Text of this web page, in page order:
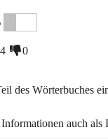
0
des Wörterbuches
auch als